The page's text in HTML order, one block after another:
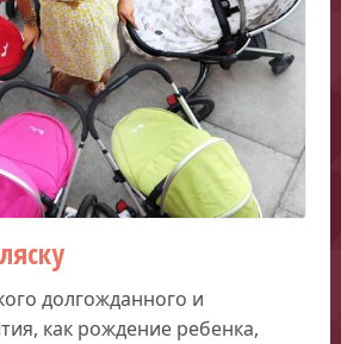
долгожданного и
как рождение ребенка,